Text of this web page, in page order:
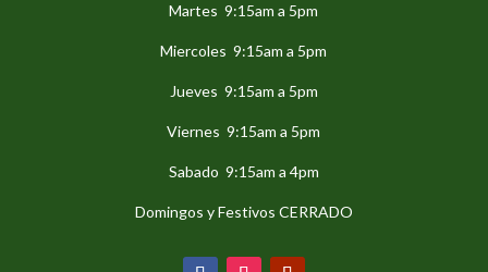
Martes 9:15am a 5pm
Miercoles 9:15am a 5pm
Jueves 9:15am a 5pm
Viernes 9:15am a 5pm
Sabado 9:15am a 4pm
Domingos y Festivos CERRADO